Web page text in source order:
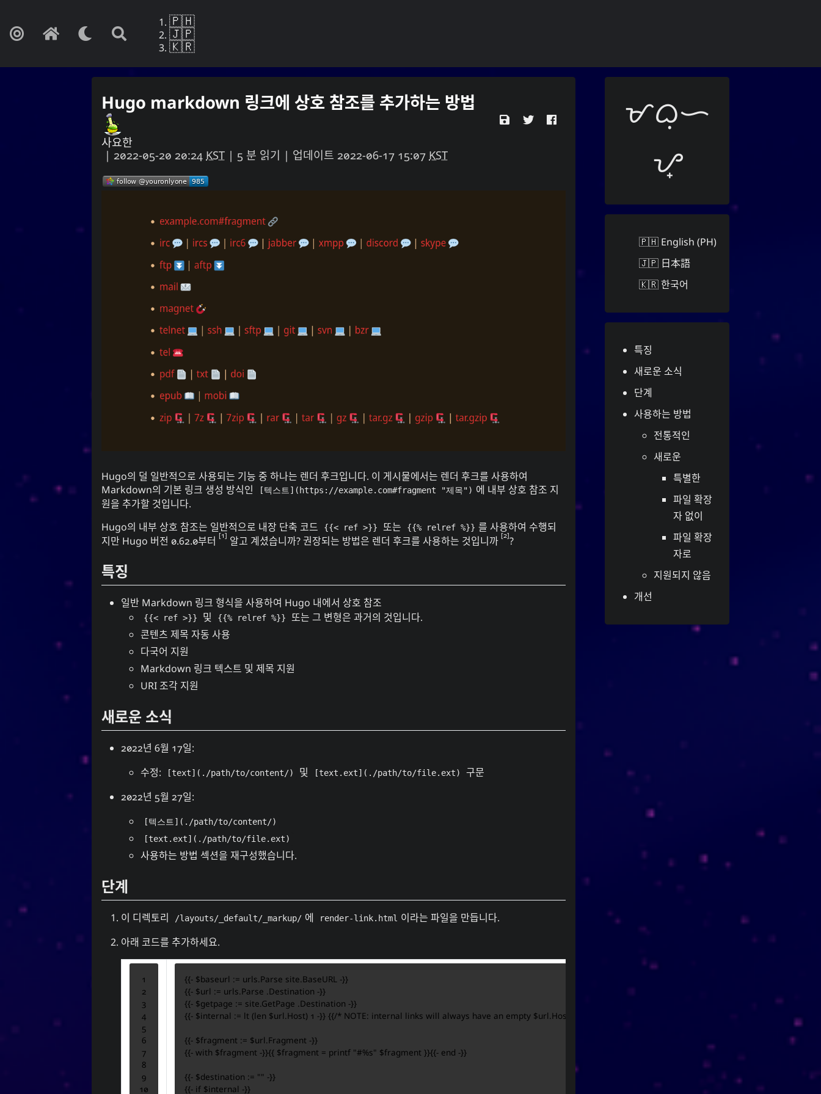
🇵🇭
🇯🇵
🇰🇷
ᜋᜊᜓᜑ
ᜌ᜔
🇵🇭 English (PH)
🇯🇵 日本語
🇰🇷 한국어
특징
새로운 소식
단계
사용하는 방법
전통적인
새로운
특별한
파일 확장
자 없이
파일 확장
자로
지원되지 않음
개선
Hugo markdown 링크에 상호 참조를 추가하는 방법
사요한
| 2022-05-20 20:24 KST | 5 분 읽기 | 업데이트 2022-06-17 15:07 KST
Hugo의 덜 일반적으로 사용되는 기능 중 하나는 렌더 후크입니다. 이 게시물에서는 렌더 후크를 사용하여
Markdown의 기본 링크 생성 방식인 [텍스트](https://example.com#fragment "제목") 에 내부 상호 참조 지
원을 추가할 것입니다.
Hugo의 내부 상호 참조는 일반적으로 내장 단축 코드 {{< ref >}} 또는 {{% relref %}} 를 사용하여 수행되
지만 Hugo 버전 0.62.0부터 1 알고 계셨습니까? 권장되는 방법은 렌더 후크를 사용하는 것입니까 2 ?
특징
일반 Markdown 링크 형식을 사용하여 Hugo 내에서 상호 참조
{{< ref >}} 및 {{% relref %}}
또는 그 변형은 과거의 것입니다.
콘텐츠 제목 자동 사용
다국어 지원
Markdown 링크 텍스트 및 제목 지원
URI 조각 지원
새로운 소식
2022년 6월 17일:
수정:
[text](./path/to/content/) 및 [text.ext](./path/to/file.ext)
구문
2022년 5월 27일:
[텍스트](./path/to/content/)
[text.ext](./path/to/file.ext)
사용하는 방법 섹션을 재구성했습니다.
단계
이 디렉토리 /layouts/_default/_markup/ 에 render-link.html 이라는 파일을 만듭니다.
아래 코드를 추가하세요.
{{- $baseurl := urls.Parse site.BaseURL -}}
{{- $url := urls.Parse .Destination -}}
{{- $getpage := site.GetPage .Destination -}}
{{- $internal := lt (len $url.Host) 1 -}} {{/* NOTE: internal links will always have an empty $url.Host */}}
{{- $fragment := $url.Fragment -}}
{{- with $fragment -}}{{ $fragment = printf "#%s" $fragment }}{{- end -}}
{{- $destination := "" -}}
{{- if $internal -}}
Yohan Yukiya Sese-Cunetaㆍ사요한・謝雪矢·ᜌᜓᜃᜒ
만약 이것이 망각의 끝이 아니라면, 나는 마치 내 인생이 바로 이 날
는
이고 개인적인 블로그로 돌아온 것이
YOOki
는 중국의 전설에
따르면 고대 중국의 성입니다. 성씨의
관련이 있습니다. 한국에서,
유
라
는 혈통은 시아, 한, 조선 왕조의 흔적
입니다. 유순 또는 유순 성씨의 소유자
들은 자선과 근면으로 명성이 높습니
그것은 또한 우아하거나 가냘프다는 뜻
버들 나무
든 사람들에게 지속적인 영양과 자원을
제공하는 수역 근처에서 자라는 나무를
의미하기도 합니다. 그것은 또한 기름
이라는 존재를 의미할 수 있고, 단순히
(너)라는 존재를 의미할 수도 있습
는 기록하고, 단련되고, 질
과 동등한 것인
Linklists Are Back
지금 재생 중